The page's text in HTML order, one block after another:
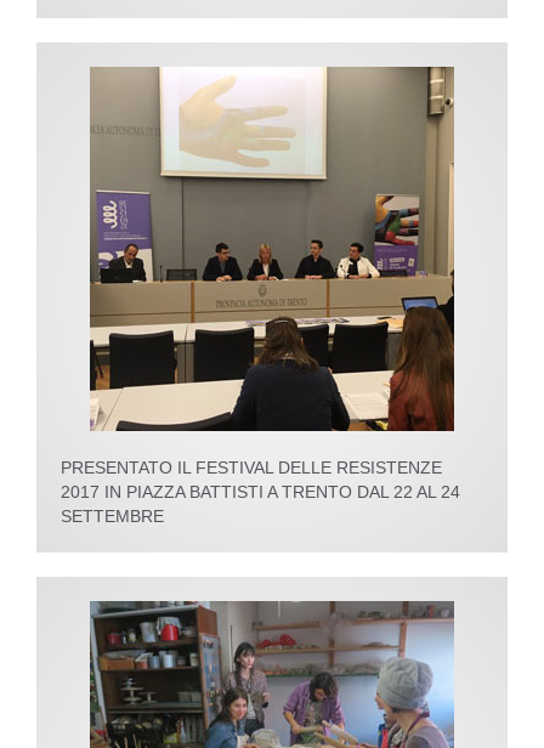
PRESENTATO IL FESTIVAL DELLE RESISTENZE
2017 IN PIAZZA BATTISTI A TRENTO DAL 22 AL 24
SETTEMBRE